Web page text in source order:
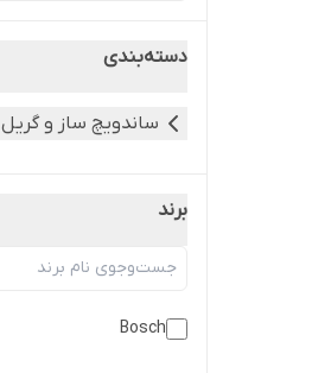
دسته‌بندی
ساندویچ ساز و گریل
برند
Bosch